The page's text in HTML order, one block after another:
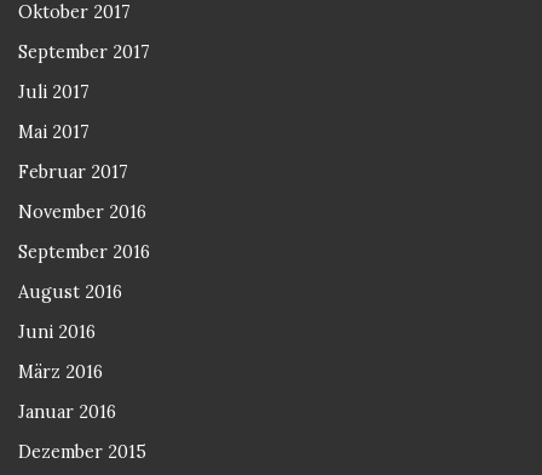
Oktober 2017
September 2017
Juli 2017
Mai 2017
Februar 2017
November 2016
September 2016
August 2016
Juni 2016
März 2016
Januar 2016
Dezember 2015